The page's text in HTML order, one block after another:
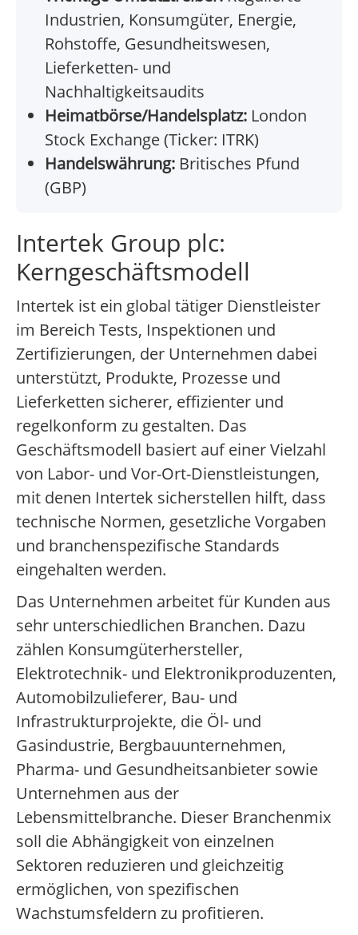
Industrien, Konsumgüter, Energie,
Rohstoffe, Gesundheitswesen,
Lieferketten- und
Nachhaltigkeitsaudits
Heimatbörse/Handelsplatz: London
Stock Exchange (Ticker: ITRK)
Handelswährung: Britisches Pfund
(GBP)
Intertek Group plc:
Kerngeschäftsmodell
Intertek ist ein global tätiger Dienstleister
im Bereich Tests, Inspektionen und
Zertifizierungen, der Unternehmen dabei
unterstützt, Produkte, Prozesse und
Lieferketten sicherer, effizienter und
regelkonform zu gestalten. Das
Geschäftsmodell basiert auf einer Vielzahl
von Labor- und Vor-Ort-Dienstleistungen,
mit denen Intertek sicherstellen hilft, dass
technische Normen, gesetzliche Vorgaben
und branchenspezifische Standards
eingehalten werden.
Das Unternehmen arbeitet für Kunden aus
sehr unterschiedlichen Branchen. Dazu
zählen Konsumgüterhersteller,
Elektrotechnik- und Elektronikproduzenten,
Automobilzulieferer, Bau- und
Infrastrukturprojekte, die Öl- und
Gasindustrie, Bergbauunternehmen,
Pharma- und Gesundheitsanbieter sowie
Unternehmen aus der
Lebensmittelbranche. Dieser Branchenmix
soll die Abhängigkeit von einzelnen
Sektoren reduzieren und gleichzeitig
ermöglichen, von spezifischen
Wachstumsfeldern zu profitieren.